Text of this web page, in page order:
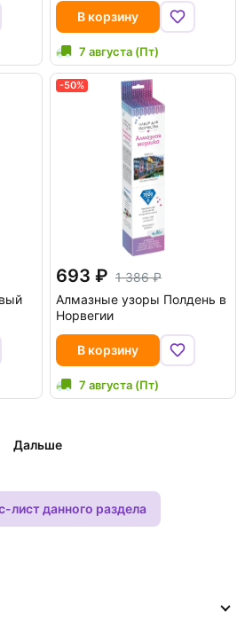
В корзину
7 августа (Пт)
-50%
693
1 386
Алмазные узоры Полдень в
Норвегии
В корзину
7 августа (Пт)
Дальше
лист данного раздела